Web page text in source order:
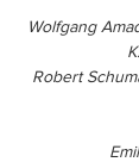
Wolfgang
Robert